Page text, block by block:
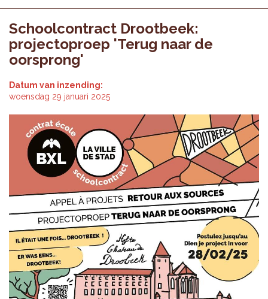
Schoolcontract Drootbeek:
projectoproep 'Terug naar de
oorsprong'
Datum van inzending:
woensdag 29 januari 2025